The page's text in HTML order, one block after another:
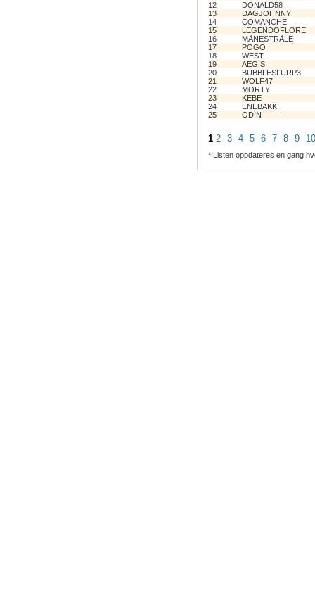
12
DONALD58
13
DAGJOHNNY
14
COMANCHE
15
LEGENDOFLORE
16
MÅNESTRÅLE
17
POGO
18
WEST
19
AEGIS
20
BUBBLESLURP3
21
WOLF47
22
MORTY
23
KEBE
24
ENEBAKK
25
ODIN
1 2 3 4 5 6 7 8 9 10
* Listen oppdateres en gang